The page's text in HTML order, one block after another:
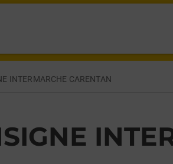
INTERMARCHE CARENTAN
LES MARAIS,